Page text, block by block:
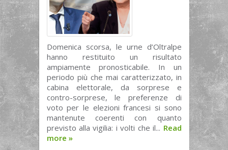
Domenica scorsa, le urne d’Oltralpe
hanno restituito un risultato
ampiamente pronosticabile. In un
periodo più che mai caratterizzato, in
cabina elettorale, da sorprese e
contro-sorprese, le preferenze di
voto per le elezioni francesi si sono
mantenute coerenti con quanto
previsto alla vigilia: i volti che il... Read
more »